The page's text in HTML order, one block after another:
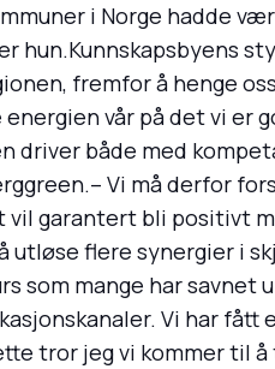
i Norge hadde
hun.Kunnskapsbyens
fremfor å henge
vår på det vi er
driver både med
Vi må derfor
garantert bli positivt
flere synergier i
som mange har
Vi har
tror jeg vi kommer til